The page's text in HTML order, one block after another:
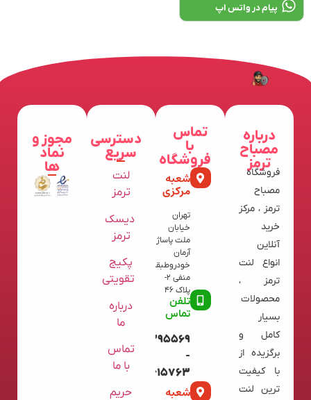
پیام در واتس اپ
درباره
مصباح
ترمز
فروشگاه
مصباح
ترمز ، مرکز
خرید
آنلاین
انواع لنت
ترمز ،
محصولات
بسیار
کامل و
برگزیده از
با کیفیت
ترین لنت
تماس
با
فروشگاه
شعبه
مرکزی
تهران
خیابان
ملت پاساژ
آرمان
خودروطبقه
منفی 2-
پلاک 46
تلفن
تماس
09120395569
-
02136615763
شعبه
دسترسی
سریع
لنت
ترمز
دیسک
ترمز
پکیج
تقویتی
درباره
ما
تماس
با ما
حریم
مجوز و
نماد
ها